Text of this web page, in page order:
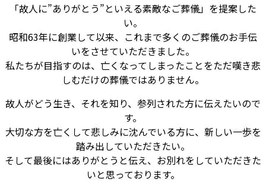
「故人に”ありがとう”といえる素敵なご葬儀」を提案した
い。
昭和63年に創業して以来、これまで多くのご葬儀のお手伝
いをさせていただきました。
私たちが目指すのは、亡くなってしまったことをただ嘆き悲
しむだけの葬儀ではありません。
故人がどう生き、それを知り、参列された方に伝えたいので
す。
大切な方を亡くして悲しみに沈んでいる方に、新しい一歩を
踏み出していただきたい。
そして最後にはありがとうと伝え、お別れをしていただきた
いと思っております。